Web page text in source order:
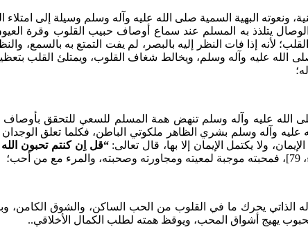
ونعوته البهية السمية صلى الله عليه وآله وسلم وسيلة إلى امتلاء
يتلذذ به المسلم عند سماع أوصاف حبيب القلوب وقرة
لأنه إذا فات النظر إليه بالبصر، لم يفت التمتع به بالسمع،
الله عليه وآله وسلم، ويخالط شغاف القلوب، ويمتلئ القلب
عليه وآله وسلم تنهض همة المسلم للسعي للتحقق بأوصاف
الله عليه وآله وسلم بشري الظاهر ملكوتي الباطن، فكلما تعلق
ولا يكتمل الإيمان إلا بها، قال تعالى:“قل اِن كنتم تحبون الله
أحب؛
يحرك ما في القلوب من الحب الساكن، والشوق الكامن،
يهيج أشواق المحب، ويوقظ همته لطلب الكمال الأخلاقي..